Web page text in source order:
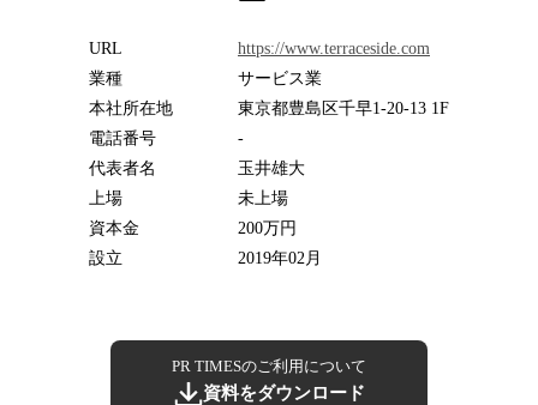
URL
https://www.terraceside.com
業種
サービス業
本社所在地
東京都豊島区千早1-20-13 1F
電話番号
-
代表者名
玉井雄大
上場
未上場
資本金
200万円
設立
2019年02月
PR TIMESのご利用について
資料をダウンロード